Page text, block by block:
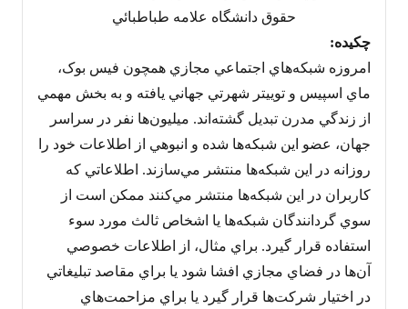
حقوق دانشگاه علامه طباطبائي
چکيده:
امروزه شبکه‌هاي اجتماعي مجازي همچون فيس بوک،
ماي اسپيس و توييتر شهرتي جهاني يافته‌ و به بخش مهمي
از زندگي مدرن تبديل گشته‌اند. ميليون‌ها نفر در سراسر
جهان، عضو اين شبکه‌ها شده و انبوهي از اطلاعات خود را
روزانه در اين شبکه‌ها منتشر مي‌سازند. اطلاعاتي که
کاربران در اين شبکه‌ها منتشر مي‌کنند ممکن است از
سوي گردانندگان شبکه‌ها يا اشخاص ثالث مورد سوء
استفاده قرار گيرد. براي مثال، از اطلاعات خصوصي
آن‌ها در فضاي مجازي افشا شود يا براي مقاصد تبليغاتي
در اختيار شرکت‌ها قرار گيرد يا براي مزاحمت‌هاي